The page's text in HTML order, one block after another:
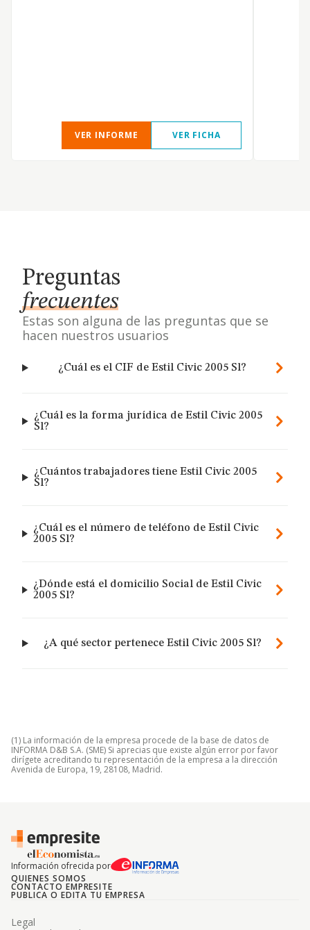
VER INFORME VER FICHA
Preguntas
frecuentes
Estas son alguna de las preguntas que se
hacen nuestros usuarios
¿Cuál es el CIF de Estil Civic 2005 Sl?
¿Cuál es la forma jurídica de Estil Civic 2005
Sl?
¿Cuántos trabajadores tiene Estil Civic 2005
Sl?
¿Cuál es el número de teléfono de Estil Civic
2005 Sl?
¿Dónde está el domicilio Social de Estil Civic
2005 Sl?
¿A qué sector pertenece Estil Civic 2005 Sl?
(1) La información de la empresa procede de la base de datos de
INFORMA D&B S.A. (SME) Si aprecias que existe algún error por favor
dirígete acreditando tu representación de la empresa a la dirección
Avenida de Europa, 19, 28108, Madrid.
Información ofrecida por
QUIENES SOMOS
CONTACTO EMPRESITE
PUBLICA O EDITA TU EMPRESA
Legal